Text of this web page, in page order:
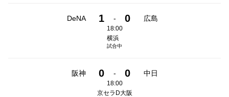
DeNA 1 - 0 広島
18:00
横浜
試合中
阪神 0 - 0 中日
18:00
京セラD大阪